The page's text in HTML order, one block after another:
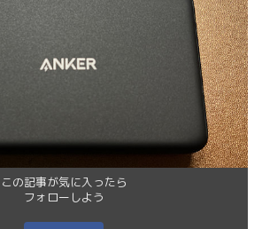
この記事が気に入ったら
フォローしよう